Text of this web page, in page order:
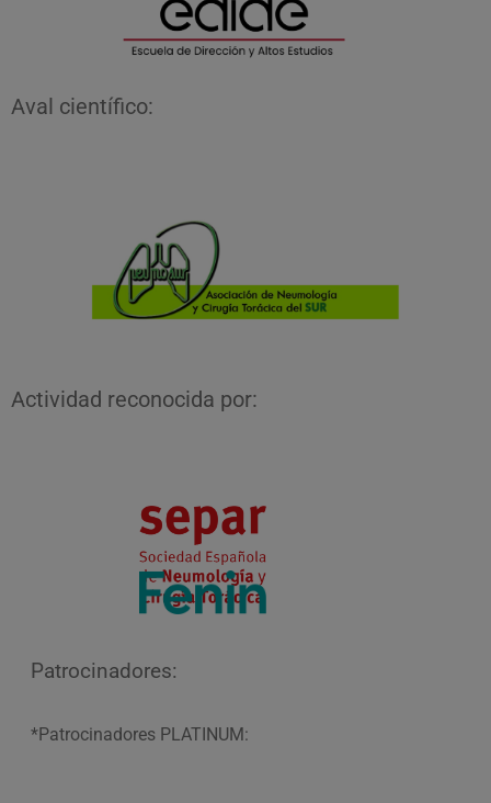
Aval científico:
Actividad reconocida por:
Patrocinadores:
*Patrocinadores PLATINUM: